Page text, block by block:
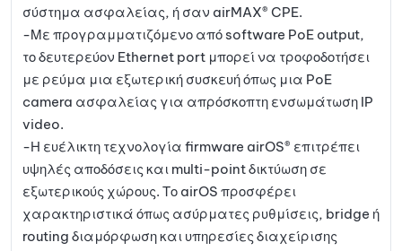
σύστημα ασφαλείας, ή σαν airMAX® CPE.
-Με προγραμματιζόμενο από software PoE output,
το δευτερεύον Ethernet port μπορεί να τροφοδοτήσει
με ρεύμα μια εξωτερική συσκευή όπως μια PoE
camera ασφαλείας για απρόσκοπτη ενσωμάτωση IP
video.
-Η ευέλικτη τεχνολογία firmware airOS® επιτρέπει
υψηλές αποδόσεις και multi-point δικτύωση σε
εξωτερικούς χώρους. Το airOS προσφέρει
χαρακτηριστικά όπως ασύρματες ρυθμίσεις, bridge ή
routing διαμόρφωση και υπηρεσίες διαχείρισης